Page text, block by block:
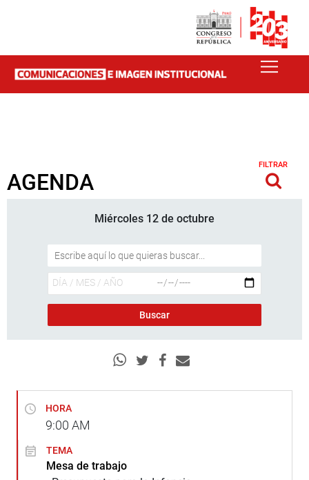
AGENDA
FILTRAR
Miércoles 12 de octubre
HORA
9:00 AM
TEMA
Mesa de trabajo